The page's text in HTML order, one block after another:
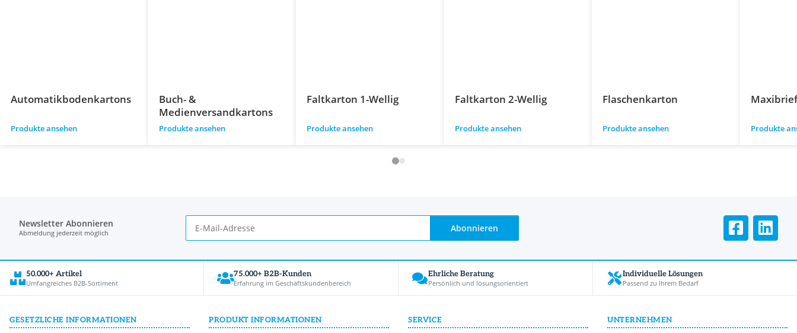
Automatikbodenkartons
Produkte ansehen
Buch- &
Medienversandkartons
Produkte ansehen
Faltkarton 1-Wellig
Produkte ansehen
Faltkarton 2-Wellig
Produkte ansehen
Flaschenkarton
Produkte ansehen Produkte
Newsletter Abonnieren
Abmeldung jederzeit möglich Abonnieren
50.000+ Artikel
Umfangreiches B2B-Sortiment
75.000+ B2B-Kunden
Erfahrung im Geschäftskundenbereich
Ehrliche Beratung
Persönlich und lösungsorientiert
Individuelle Lösungen
Passend zu Ihrem Bedarf
GESETZLICHE INFORMATIONEN PRODUKT INFORMATIONEN SERVICE UNTERNEHMEN